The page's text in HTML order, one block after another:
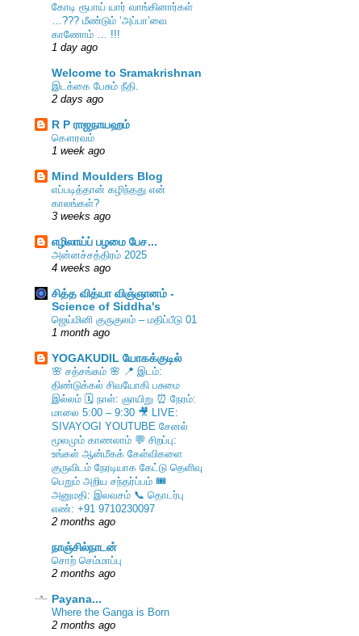
கோடி ரூபாய் யார் வாங்கினார்கள்
…??? மீண்டும் ‘அப்பா’வை
காணோம் … !!!
1 day ago
Welcome to Sramakrishnan
இடக்கை பேசும் நீதி.
2 days ago
R P ராஜநாயஹம்
கௌரவம்
1 week ago
Mind Moulders Blog
எப்படித்தான் கழிந்தது என்
காலங்கள்?
3 weeks ago
எழிலாய்ப் பழமை பேச...
அன்னச்சத்திரம் 2025
4 weeks ago
சித்த வித்யா விஞ்ஞானம் -
Science of Siddha's
ஜெய்மினி குருகுலம் – மதிப்பீடு 01
1 month ago
YOGAKUDIL யோகக்குடில்
🌸 சத்சங்கம் 🌸 📍 இடம்:
திண்டுக்கல் சிவயோகி பசுமை
இல்லம் 🗓️ நாள்: ஞாயிறு ⏰ நேரம்:
மாலை 5:00 – 9:30 🎥 LIVE:
SIVAYOGI YOUTUBE சேனல்
மூலமும் காணலாம் 💬 சிறப்பு:
உங்கள் ஆன்மீகக் கேள்விகளை
குருவிடம் நேரடியாக கேட்டு தெளிவு
பெறும் அறிய சந்தர்ப்பம் 🎟️
அனுமதி: இலவசம் 📞 தொடர்பு
எண்: +91 9710230097
2 months ago
நாஞ்சில்நாடன்
சொற் செம்மாப்பு
2 months ago
Payana...
Where the Ganga is Born
2 months ago